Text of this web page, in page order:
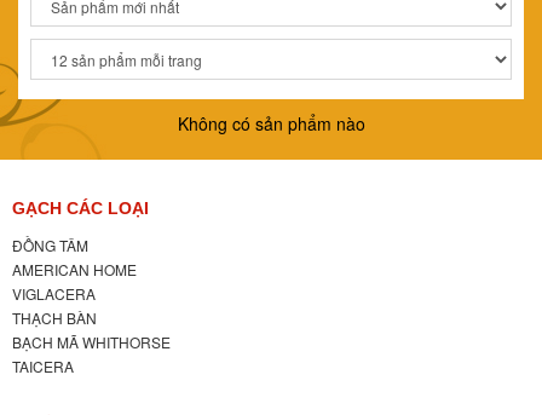
Không có sản phẩm nào
GẠCH CÁC LOẠI
ĐỒNG TÂM
AMERICAN HOME
VIGLACERA
THẠCH BÀN
BẠCH MÃ WHITHORSE
TAICERA